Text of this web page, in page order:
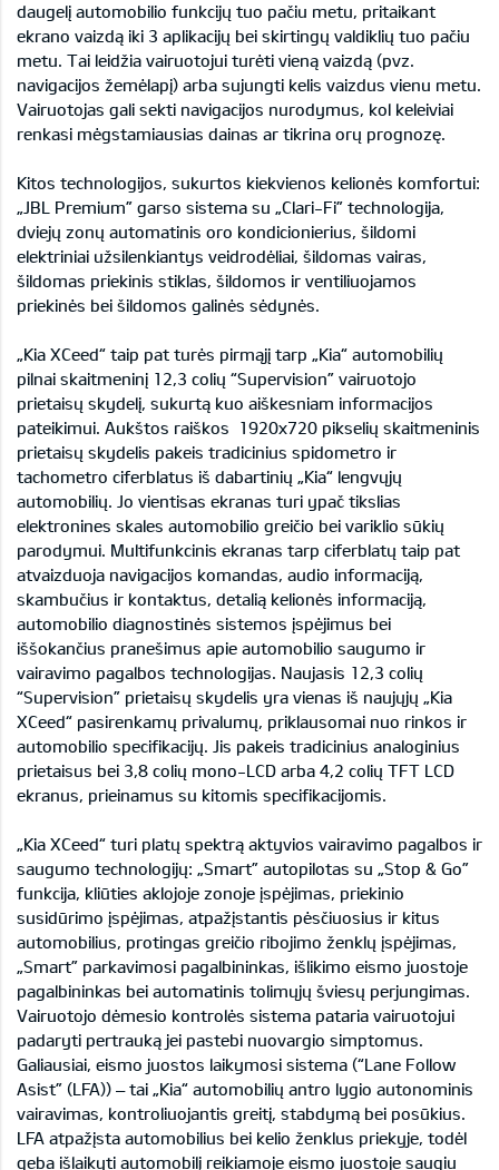
daugelį automobilio funkcijų tuo pačiu metu, pritaikant
ekrano vaizdą iki 3 aplikacijų bei skirtingų valdiklių tuo pačiu
metu. Tai leidžia vairuotojui turėti vieną vaizdą (pvz.
navigacijos žemėlapį) arba sujungti kelis vaizdus vienu metu.
Vairuotojas gali sekti navigacijos nurodymus, kol keleiviai
renkasi mėgstamiausias dainas ar tikrina orų prognozę.
Kitos technologijos, sukurtos kiekvienos kelionės komfortui:
„JBL Premium” garso sistema su „Clari-Fi” technologija,
dviejų zonų automatinis oro kondicionierius, šildomi
elektriniai užsilenkiantys veidrodėliai, šildomas vairas,
šildomas priekinis stiklas, šildomos ir ventiliuojamos
priekinės bei šildomos galinės sėdynės.
„Kia XCeed“ taip pat turės pirmąjį tarp „Kia“ automobilių
pilnai skaitmeninį 12,3 colių “Supervision” vairuotojo
prietaisų skydelį, sukurtą kuo aiškesniam informacijos
pateikimui. Aukštos raiškos 1920x720 pikselių skaitmeninis
prietaisų skydelis pakeis tradicinius spidometro ir
tachometro ciferblatus iš dabartinių „Kia“ lengvųjų
automobilių. Jo vientisas ekranas turi ypač tikslias
elektronines skales automobilio greičio bei variklio sūkių
parodymui. Multifunkcinis ekranas tarp ciferblatų taip pat
atvaizduoja navigacijos komandas, audio informaciją,
skambučius ir kontaktus, detalią kelionės informaciją,
automobilio diagnostinės sistemos įspėjimus bei
iššokančius pranešimus apie automobilio saugumo ir
vairavimo pagalbos technologijas. Naujasis 12,3 colių
“Supervision” prietaisų skydelis yra vienas iš naujųjų „Kia
XCeed“ pasirenkamų privalumų, priklausomai nuo rinkos ir
automobilio specifikacijų. Jis pakeis tradicinius analoginius
prietaisus bei 3,8 colių mono-LCD arba 4,2 colių TFT LCD
ekranus, prieinamus su kitomis specifikacijomis.
„Kia XCeed“ turi platų spektrą aktyvios vairavimo pagalbos ir
saugumo technologijų: „Smart” autopilotas su „Stop & Go”
funkcija, kliūties aklojoje zonoje įspėjimas, priekinio
susidūrimo įspėjimas, atpažįstantis pėsčiuosius ir kitus
automobilius, protingas greičio ribojimo ženklų įspėjimas,
„Smart” parkavimosi pagalbininkas, išlikimo eismo juostoje
pagalbininkas bei automatinis tolimųjų šviesų perjungimas.
Vairuotojo dėmesio kontrolės sistema pataria vairuotojui
padaryti pertrauką jei pastebi nuovargio simptomus.
Galiausiai, eismo juostos laikymosi sistema (“Lane Follow
Asist” (LFA)) – tai „Kia“ automobilių antro lygio autonominis
vairavimas, kontroliuojantis greitį, stabdymą bei posūkius.
LFA atpažįsta automobilius bei kelio ženklus priekyje, todėl
geba išlaikyti automobilį reikiamoje eismo juostoje saugiu